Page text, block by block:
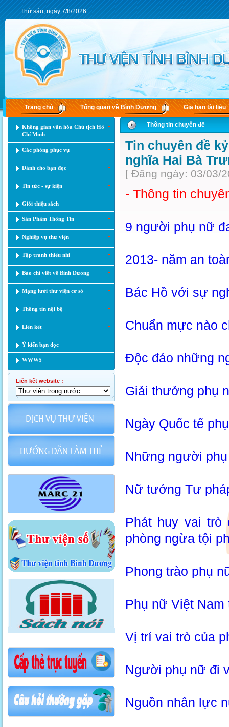
Thứ sáu, ngày 7/8/2026
Trang chủ Tổng quan về Bình Dương Gia hạn tài liệu
Không gian văn hóa Chủ tịch Hồ
Chí Minh
Các phòng phục vụ
Dành cho bạn đọc
Tin tức - sự kiện
Giới thiệu sách
Sản Phẩm Thông Tin
Nghiệp vụ thư viện
Tập tranh thiếu nhi
Báo chí viết về Bình Dương
Mạng lưới thư viện cơ sở
Thông tin nội bộ
Liên kết
Ý kiến bạn đọc
WWW5
Liên kết website :
Thông tin chuyên đề
Tin chuyên đề
nghĩa Hai Bà
[ Đăng ngày: 03/03/
- Thông tin
9 người phụ nữ
2013- năm an
Bác Hồ với sự
Chuẩn mực nào
Độc đáo những
Giải thưởng phụ
Ngày Quốc tế
Những người
Nữ tướng Tư
Phát huy vai trò
phòng ngừa tội
Phong trào phụ
Phụ nữ Việt
Vị trí vai trò của
Người phụ nữ đi
Nguồn nhân lực